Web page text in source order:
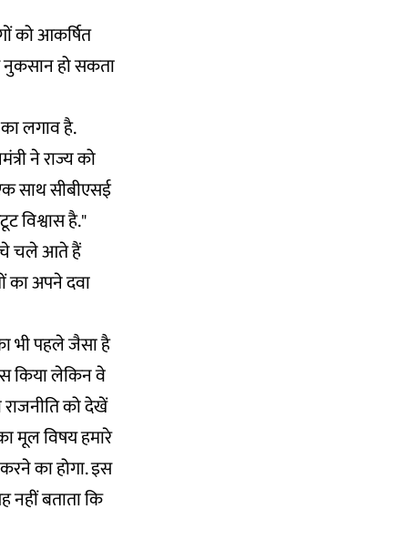
को आकर्षित
नुकसान हो सकता
लगाव है.
ने राज्य को
साथ सीबीएसई
विश्वास है."
चले आते हैं
का अपने दवा
भी पहले जैसा है
किया लेकिन वे
को देखें
मूल विषय हमारे
का होगा. इस
नहीं बताता कि